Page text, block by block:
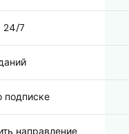
24/7
подписке
направление